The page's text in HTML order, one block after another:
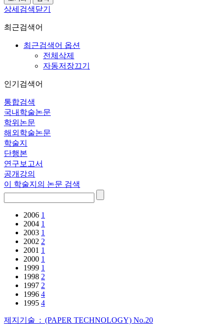
상세검색닫기
최근검색어
최근검색어 옵션
전체삭제
자동저장끄기
인기검색어
통합검색
국내학술논문
학위논문
해외학술논문
학술지
단행본
연구보고서
공개강의
이 학술지의 논문 검색
2006 1
2004 1
2003 1
2002 2
2001 1
2000 1
1999 1
1998 2
1997 2
1996 4
1995 4
제지기술 : (PAPER TECHNOLOGY) No.20